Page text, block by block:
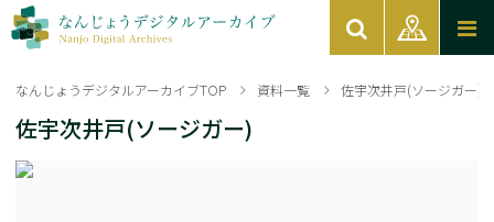
なんじょうデジタルアーカイブTOP 資料一覧 佐宇次井戸(ソージガー)
佐宇次井戸(ソージガー)